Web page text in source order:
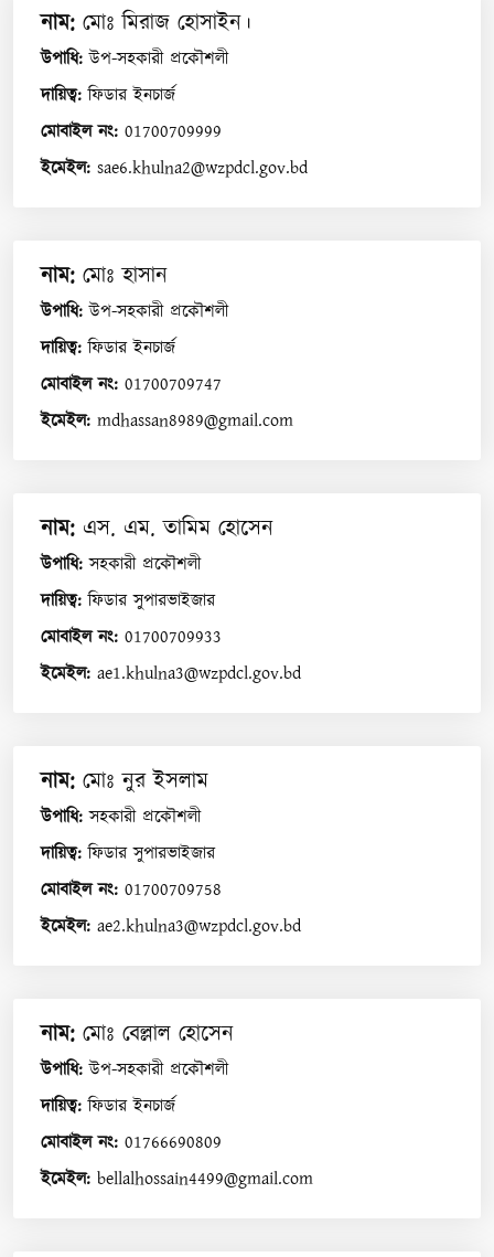
নাম: মোঃ মিরাজ হোসাইন।
উপাধি:উপ-সহকারী প্রকৌশলী
দায়িত্ব:ফিডার ইনচার্জ
মোবাইল নং: 01700709999
ইমেইল: sae6.khulna2@wzpdcl.gov.bd
নাম: মোঃ হাসান
উপাধি:উপ-সহকারী প্রকৌশলী
দায়িত্ব:ফিডার ইনচার্জ
মোবাইল নং: 01700709747
ইমেইল: mdhassan8989@gmail.com
নাম: এস. এম. তামিম হোসেন
উপাধি:সহকারী প্রকৌশলী
দায়িত্ব:ফিডার সুপারভাইজার
মোবাইল নং: 01700709933
ইমেইল: ae1.khulna3@wzpdcl.gov.bd
নাম: মোঃ নুর ইসলাম
উপাধি:সহকারী প্রকৌশলী
দায়িত্ব:ফিডার সুপারভাইজার
মোবাইল নং: 01700709758
ইমেইল: ae2.khulna3@wzpdcl.gov.bd
নাম: মোঃ বেল্লাল হোসেন
উপাধি:উপ-সহকারী প্রকৌশলী
দায়িত্ব:ফিডার ইনচার্জ
মোবাইল নং: 01766690809
ইমেইল: bellalhossain4499@gmail.com